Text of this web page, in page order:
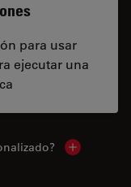
para usar
ejecutar una
Show local